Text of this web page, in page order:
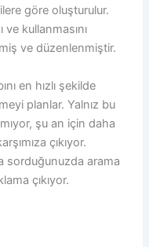
göre oluşturulur.
ve kullanmasını
ve düzenlenmiştir.
en hızlı şekilde
planlar. Yalnız bu
şu an için daha
çıkıyor.
sorduğunuzda arama
çıkıyor.